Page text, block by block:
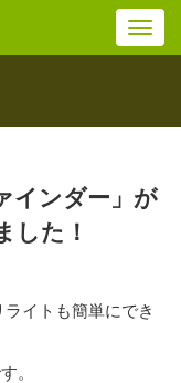
インダー」が
した！
イトも簡単にでき
。